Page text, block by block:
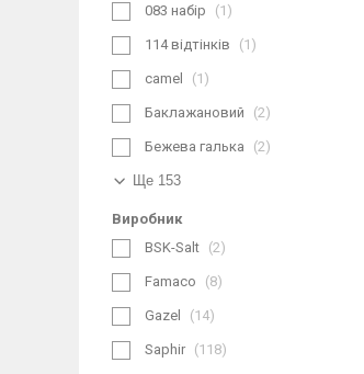
083 набір
1
114 відтінків 1
camel 1
Баклажановий 2
Бежева галька 2
Ще 153
Виробник
BSK-Salt
2
Famaco 8
Gazel 14
Saphir 118